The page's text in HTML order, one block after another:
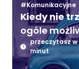
#Komunikacyjne
Kiedy nie
ogóle
przeczytasz w
minut